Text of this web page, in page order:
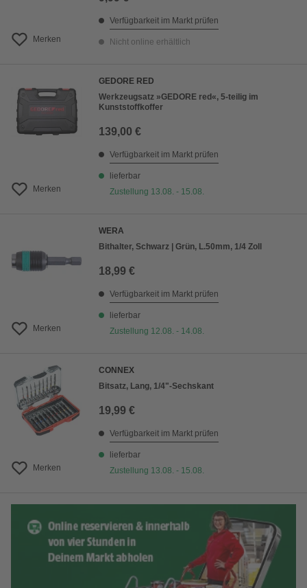
Merken
Verfügbarkeit im Markt prüfen
Nicht online erhältlich
Merken
GEDORE RED
Werkzeugsatz »GEDORE red«, 5-teilig im
Kunststoffkoffer
139,00 €
Verfügbarkeit im Markt prüfen
lieferbar
Zustellung 13.08. - 15.08.
Merken
WERA
Bithalter, Schwarz | Grün, L.50mm, 1/4 Zoll
18,99 €
Verfügbarkeit im Markt prüfen
lieferbar
Zustellung 12.08. - 14.08.
Merken
CONNEX
Bitsatz, Lang, 1/4"-Sechskant
19,99 €
Verfügbarkeit im Markt prüfen
lieferbar
Zustellung 13.08. - 15.08.